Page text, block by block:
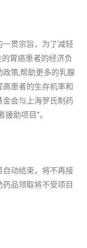
贯宗旨，为了减轻
胃癌患者的经济负
策,帮助更多的乳腺
患者的生存机率和
会与上海罗氏制药
助项目”。
动结束，将不再接
品领取将不受项目